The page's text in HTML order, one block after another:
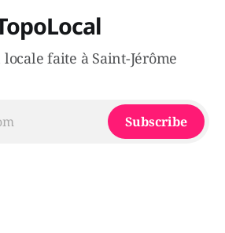
faite à Saint-Jérôme
Subscribe